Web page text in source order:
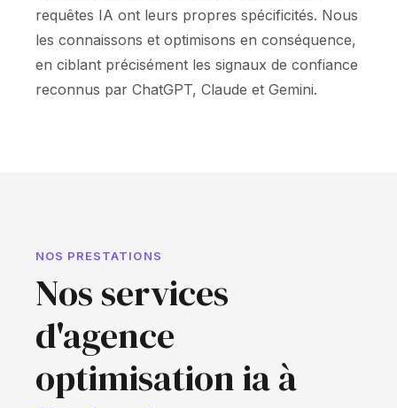
requêtes IA ont leurs propres spécificités. Nous
les connaissons et optimisons en conséquence,
en ciblant précisément les signaux de confiance
reconnus par ChatGPT, Claude et Gemini.
NOS PRESTATIONS
Nos services
d'agence
optimisation ia à